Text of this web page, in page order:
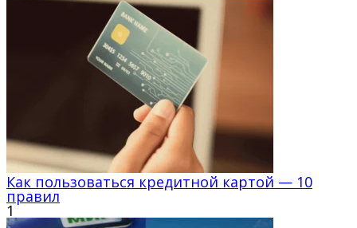
Как пользоваться кредитной картой — 10
правил
1